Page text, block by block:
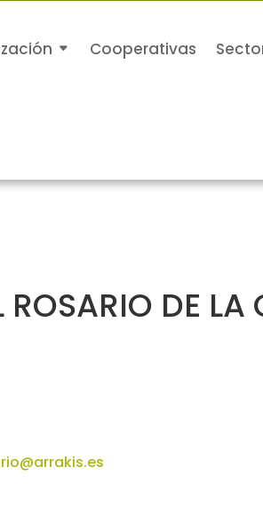
Cooperativas
DE LA